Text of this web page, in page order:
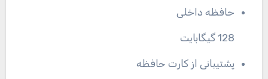
حافظه داخلی
128 گیگابایت
پشتیبانی از کارت حافظه